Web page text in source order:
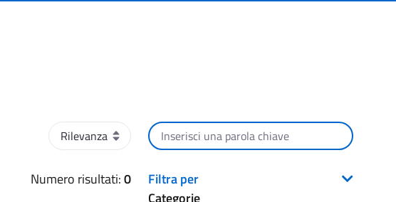
Ordinamento
Numero risultati:0
Cerca per testo
Filtra per
Categorie